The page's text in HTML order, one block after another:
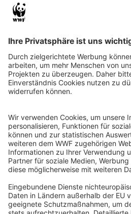
WWF Deutschland
Reinhardtstr. 18
10117 Berlin
Ihre Spende kann steuerlich
Registriert als Stiftung WWF
Justiz Berlin, Az: 3416/976/2
Umsatzsteuer-
Freistellungsbescheid: Als
von der Körperschaftssteuer gem. §5
Steuernummer 27/641/09321